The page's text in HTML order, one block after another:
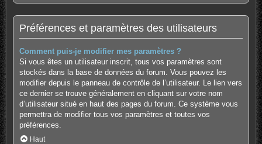
Préférences et paramètres des utilisateurs
Comment puis-je modifier mes paramètres ?
Si vous êtes un utilisateur inscrit, tous vos paramètres sont
stockés dans la base de données du forum. Vous pouvez les
modifier depuis le panneau de contrôle de l’utilisateur. Le lien vers
ce dernier se trouve généralement en cliquant sur votre nom
d’utilisateur situé en haut des pages du forum. Ce système vous
permettra de modifier tous vos paramètres et toutes vos
préférences.
Haut